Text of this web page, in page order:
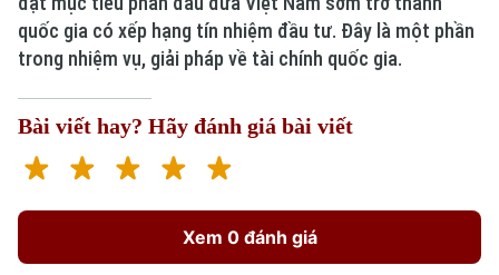
quốc gia có xếp hạng tín nhiệm đầu tư. Đây là một phần
trong nhiệm vụ, giải pháp về tài chính quốc gia.
Bài viết hay? Hãy đánh giá bài viết
Xem 0 đánh giá